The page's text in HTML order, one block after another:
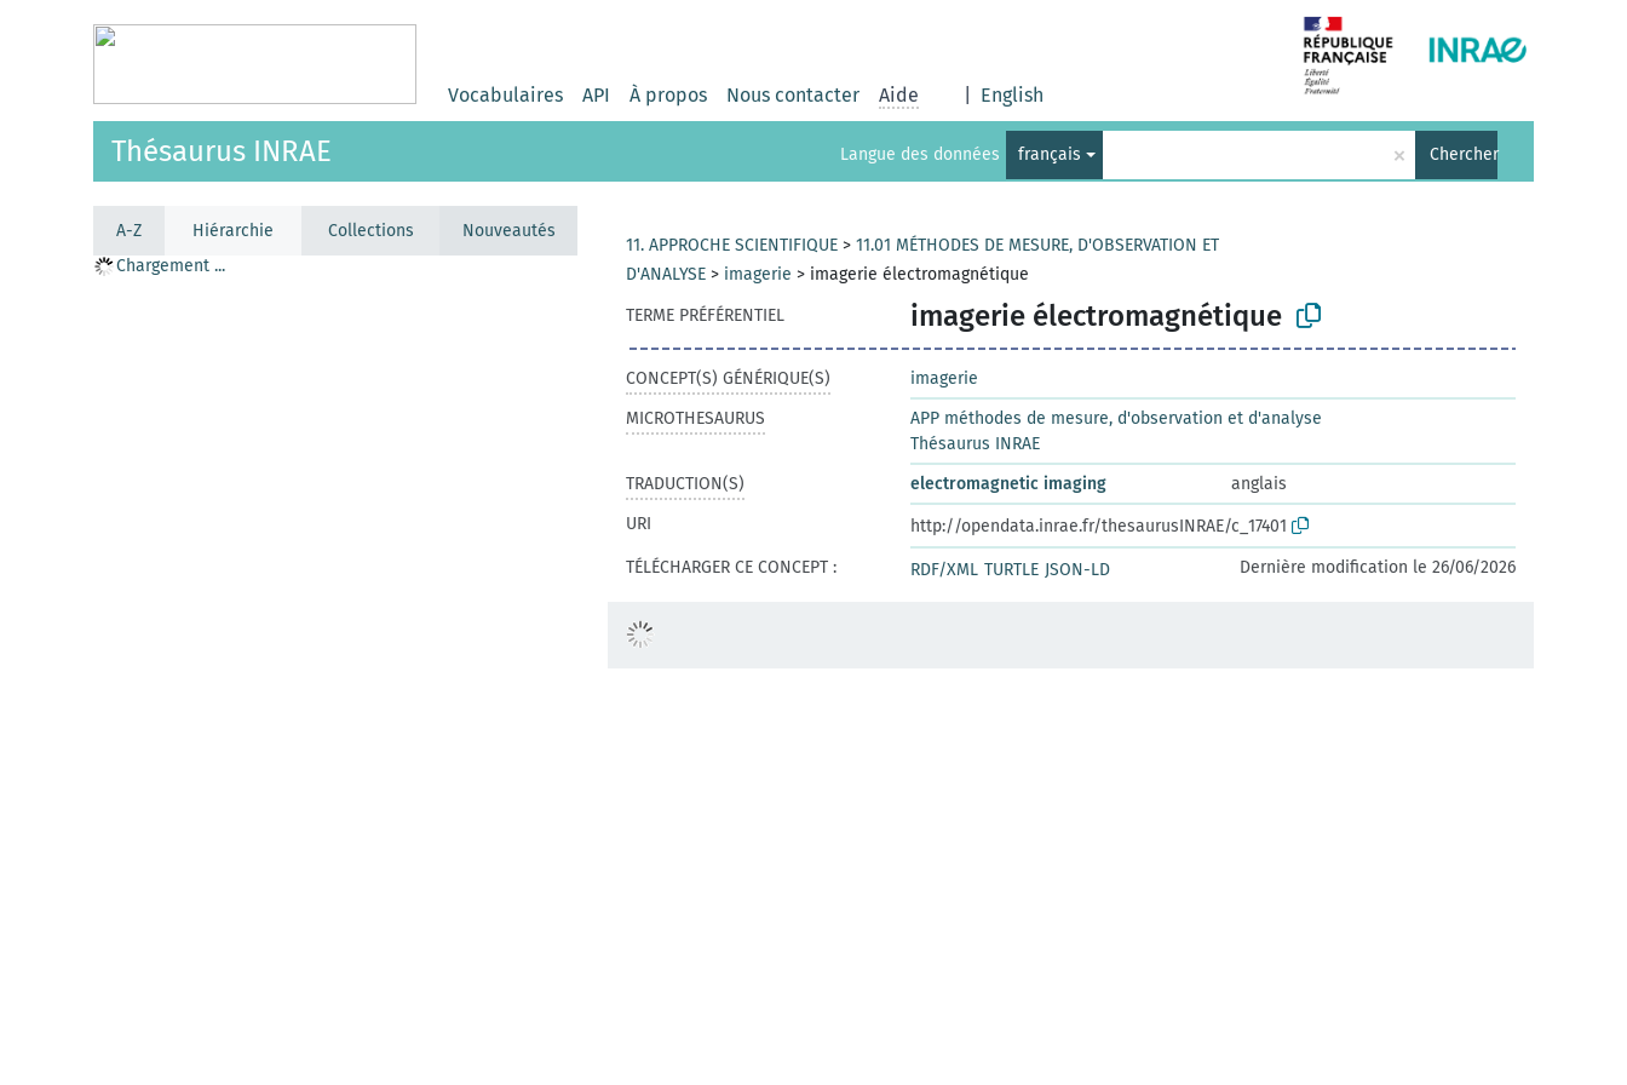
Vocabulaires API À propos Nous contacter Aide English
Thésaurus INRAE Langue des données français × Chercher
A-Z Hiérarchie Collections
Nouveautés
Chargement ...
11. APPROCHE SCIENTIFIQUE > 11.01 MÉTHODES DE MESURE, D'OBSERVATION ET
D'ANALYSE > imagerie > imagerie électromagnétique
TERME PRÉFÉRENTIEL
imagerie électromagnétique
CONCEPT(S) GÉNÉRIQUE(S)
imagerie
MICROTHESAURUS
APP méthodes de mesure, d'observation et d'analyse
Thésaurus INRAE
TRADUCTION(S)
electromagnetic imaging
anglais
URI
http://opendata.inrae.fr/thesaurusINRAE/c_17401
TÉLÉCHARGER CE CONCEPT :
RDF/XML TURTLE JSON-LD Dernière modification le 26/06/2026